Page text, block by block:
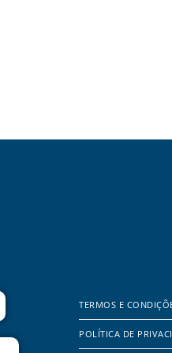
TERMOS E
POLÍTICA DE